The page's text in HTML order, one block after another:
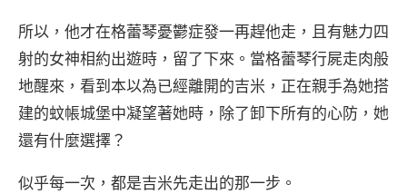
所以，他才在格蕾琴憂鬱症發一再趕他走，且有魅力四
射的女神相約出遊時，留了下來。當格蕾琴行屍走肉般
地醒來，看到本以為已經離開的吉米，正在親手為她搭
建的蚊帳城堡中凝望著她時，除了卸下所有的心防，她
還有什麼選擇？
似乎每一次，都是吉米先走出的那一步。